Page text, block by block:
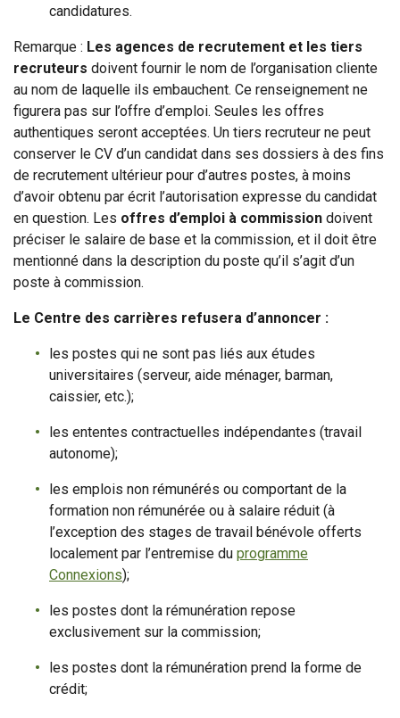
candidatures.
Remarque : Les agences de recrutement et les tiers
recruteurs doivent fournir le nom de l’organisation cliente
au nom de laquelle ils embauchent. Ce renseignement ne
figurera pas sur l’offre d’emploi. Seules les offres
authentiques seront acceptées. Un tiers recruteur ne peut
conserver le CV d’un candidat dans ses dossiers à des fins
de recrutement ultérieur pour d’autres postes, à moins
d’avoir obtenu par écrit l’autorisation expresse du candidat
en question. Les offres d’emploi à commission doivent
préciser le salaire de base et la commission, et il doit être
mentionné dans la description du poste qu’il s’agit d’un
poste à commission.
Le Centre des carrières refusera d’annoncer :
les postes qui ne sont pas liés aux études
universitaires (serveur, aide ménager, barman,
caissier, etc.);
les ententes contractuelles indépendantes (travail
autonome);
les emplois non rémunérés ou comportant de la
formation non rémunérée ou à salaire réduit (à
l’exception des stages de travail bénévole offerts
localement par l’entremise du programme
Connexions);
les postes dont la rémunération repose
exclusivement sur la commission;
les postes dont la rémunération prend la forme de
crédit;